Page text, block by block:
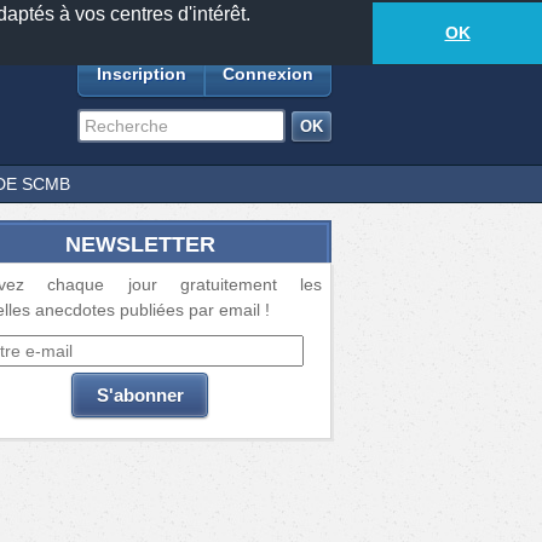
à vos centres d'intérêt.
OK
18877anecdotes-522lecteurs connectés
Inscription Connexion
SCMB
NEWSLETTER
chaque jour gratuitement les
anecdotes publiées par email !